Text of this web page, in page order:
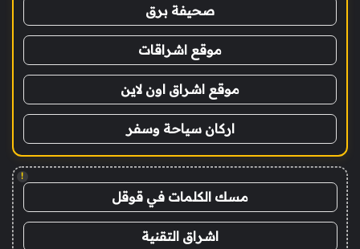
صحيفة برق
موقع اشراقات
موقع اشراق اون لاين
اركان سياحة وسفر
!
مسك الكلمات في قوقل
اشراق التقنية